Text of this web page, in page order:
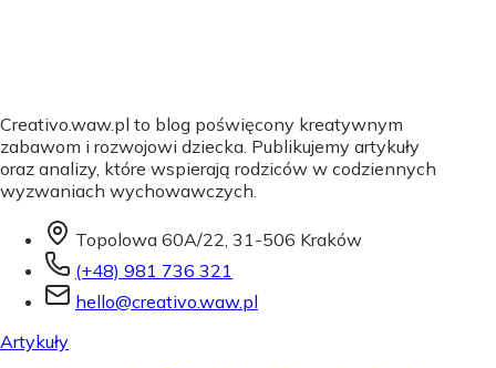
Creativo.waw.pl to blog poświęcony kreatywnym
zabawom i rozwojowi dziecka. Publikujemy artykuły
oraz analizy, które wspierają rodziców w codziennych
wyzwaniach wychowawczych.
Topolowa 60A/22, 31-506 Kraków
(+48) 981 736 321
hello@creativo.waw.pl
Artykuły